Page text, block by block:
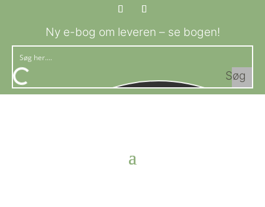
Ny e-bog om leveren – se bogen!
Søg